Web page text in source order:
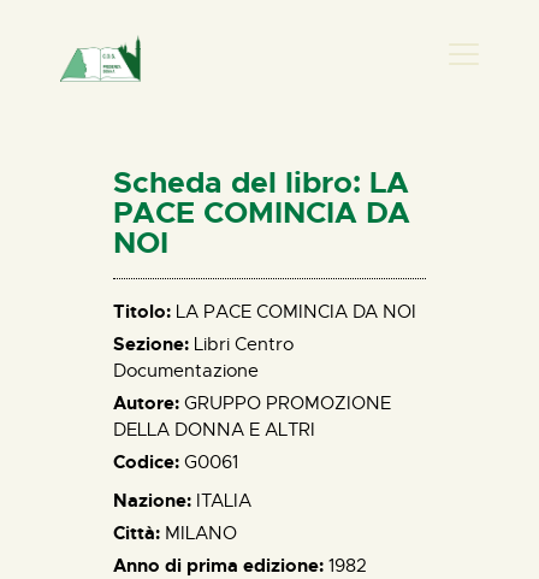
HOME
CHI SIAMO
NEWS
PERCORSI
BIBLIOTECA
ELISA SALERNO
CONTATTI
Scheda del libro: LA
PACE COMINCIA DA
NOI
Titolo: LA PACE COMINCIA DA NOI
Sezione: Libri Centro
Documentazione
Autore: GRUPPO PROMOZIONE
DELLA DONNA E ALTRI
Codice: G0061
Nazione: ITALIA
Città: MILANO
Anno di prima edizione: 1982